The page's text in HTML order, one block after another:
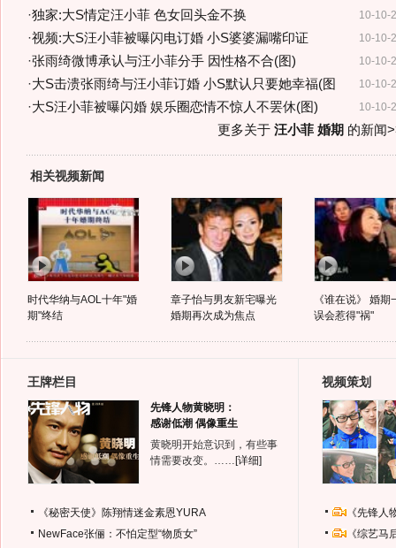
10-10-
·独家:大S情定汪小菲 色女回头金不换
10-10-
·视频:大S汪小菲被曝闪电订婚 小S婆婆漏嘴印证
10-10-
·张雨绮微博承认与汪小菲分手 因性格不合(图)
10-10-
·大S击溃张雨绮与汪小菲订婚 小S默认只要她幸福(图
10-10-
·大S汪小菲被曝闪婚 娱乐圈恋情不惊人不罢休(图)
更多关于 汪小菲 婚期 的新闻
相关视频新闻
时代华纳与AOL十年"婚
期"终结
章子怡与男友新宅曝光
婚期再次成为焦点
《谁在说》 婚期
误会惹得"祸"
王牌栏目
先锋人物黄晓明：
感谢低潮 偶像重生
黄晓明开始意识到，有些事
情需要改变。…… [详细]
《秘密天使》陈翔情迷金素恩YURA
NewFace张俪：不怕定型“物质女”
视频策划
《先锋
《综艺